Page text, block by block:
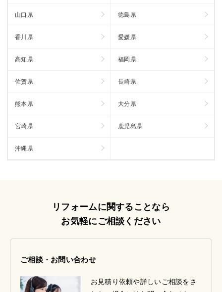
山口県 徳島県
香川県 愛媛県
高知県 福岡県
佐賀県 長崎県
熊本県 大分県
宮崎県 鹿児島県
沖縄県
リフォームに関することなら
お気軽にご相談ください
ご相談・お問い合わせ
お見積り依頼や詳しいご相談をさ